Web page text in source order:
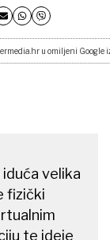
u omiljeni Google
velika
fizički
te ideje